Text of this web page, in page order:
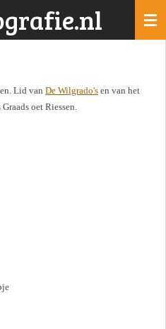
Lid van De Wilgrado's en van het
oet Riessen.